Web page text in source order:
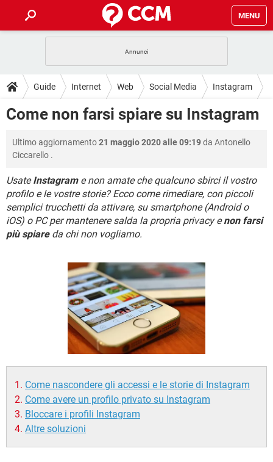
MENU
INTRATTENIMENTO ANDROID
iOS WINDOWS 10
TIKTOK
GUIDE
COVID-19
INTRATTENIMENTO ANDROID
iOS WINDOWS 10
TIKTOK FACEBOOK
HARDWARE
DOWNLOAD
INTRATTENIMENTO
INSTAGRAM WHATSAPP
TIKTOK FACEBOOK
HARDWARE
FORUM
INTRATTENIMENTO ANDROID
iOS WINDOWS 10
INSTAGRAM WHATSAPP
COVID-19 GAMING
INTRATTENIMENTO ANDROID
iOS
FACEBOOK
Guide Internet Web Social Media Instagram
Come non farsi spiare su Instagram
Ultimo aggiornamento21 maggio 2020 alle 09:19da Antonello
Ciccarello .
UsateInstagrame non amate che qualcuno sbirci il vostro
profilo e le vostre storie? Ecco come rimediare, con piccoli
semplici trucchetti da attivare, su smartphone (Android o
iOS) o PC per mantenere salda la propria privacy enon farsi
più spiareda chi non vogliamo.
Come nascondere gli accessi e le storie di Instagram
Come avere un profilo privato su Instagram
Bloccare i profili Instagram
Altre soluzioni